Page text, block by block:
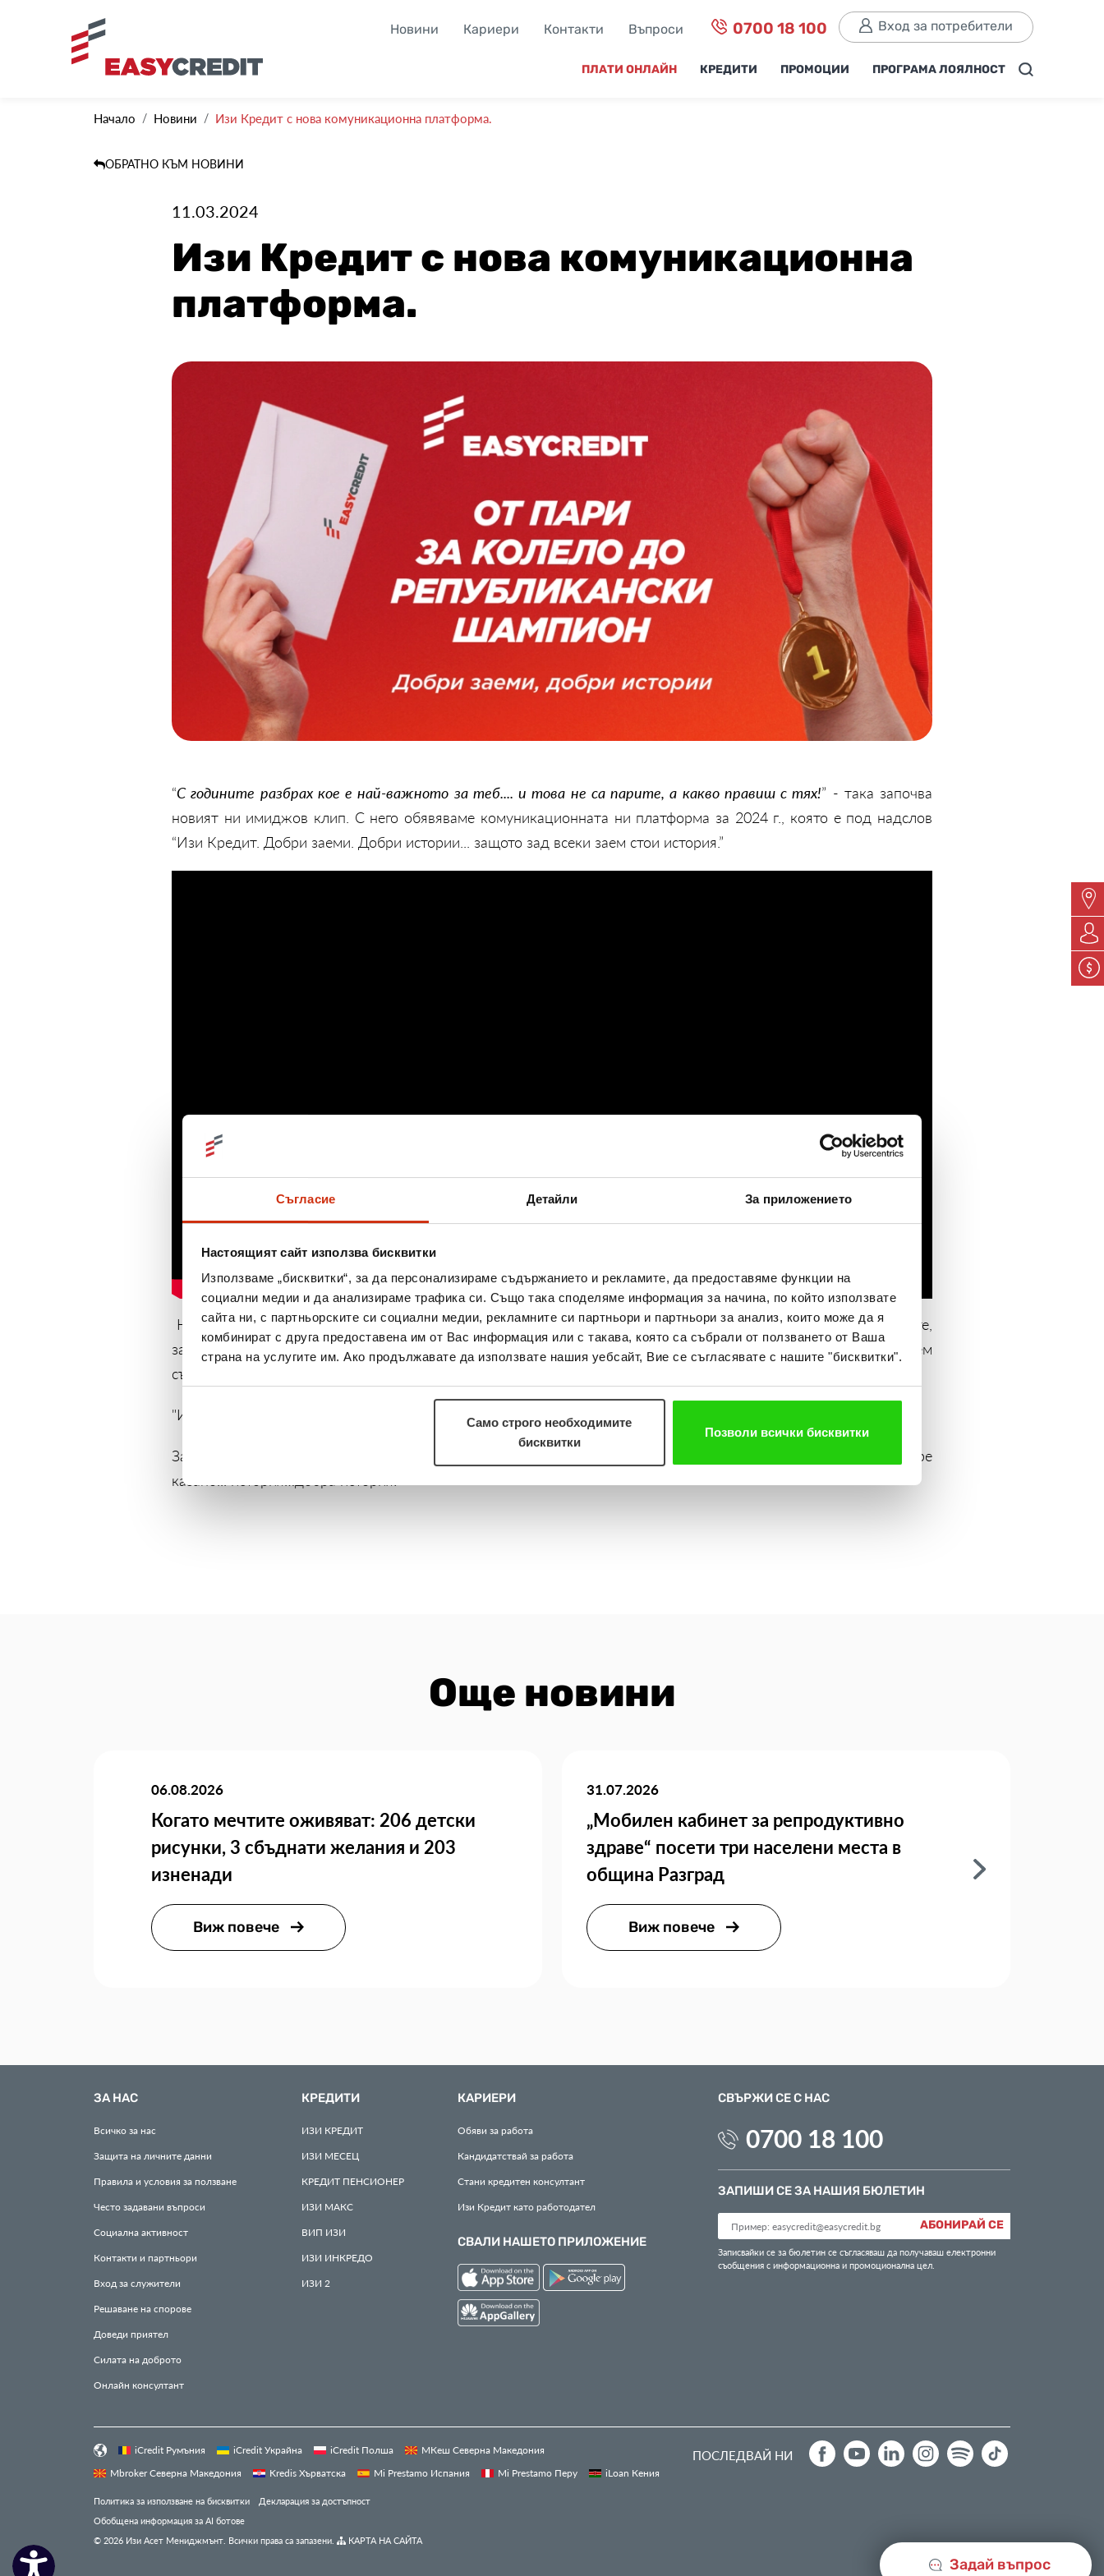
Съгласие Детайли За приложението
Настоящият сайт използва бисквитки
Използваме „бисквитки“, за да персонализираме съдържанието и рекламите, да предоставяме функции на
социални медии и да анализираме трафика си. Също така споделяме информация за начина, по който използвате
сайта ни, с партньорските си социални медии, рекламните си партньори и партньори за анализ, които може да я
комбинират с друга предоставена им от Вас информация или с такава, която са събрали от ползването от Ваша
страна на услугите им. Ако продължавате да използвате нашия уебсайт, Вие се съгласявате с нашите "бисквитки".
Само строго необходимите
бисквитки
Позволи всички бисквитки
Новини Кариери Контакти Въпроси 0700 18 100 Вход за потребители
ПЛАТИ ОНЛАЙН КРЕДИТИ ПРОМОЦИИ ПРОГРАМА ЛОЯЛНОСТ
Начало Новини Изи Кредит с нова комуникационна платформа.
ОБРАТНО КЪМ НОВИНИ
11.03.2024
Изи Кредит с нова комуникационна
платформа.
“С годините разбрах кое е най-важното за теб.... и това не са парите, а какво правиш с тях!” - така започва
новият ни имиджов клип. С него обявяваме комуникационната ни платформа за 2024 г., която е под надслов
“Изи Кредит. Добри заеми. Добри истории... защото зад всеки заем стои история.”
Нашата цел е да покажем, че всяка финансова подкрепа крие в себе си една по-голяма история - за мечтите,
за надеждата, за промяната. Разказваме няколко емоционални истории, чрез които искаме да докоснем
сърцата на хората.
"Изи Кредит. Силата на доброто!" - не е само слоган, това е нашата мисия и нашето обещание към света.
Защото в крайна сметка никога не става дума просто за пари. Винаги има основателна причина или по-добре
казано... история…добра история!
Още новини
06.08.2026
Когато мечтите оживяват: 206 детски
рисунки, 3 сбъднати желания и 203
изненади
Виж повече
31.07.2026
„Мобилен кабинет за репродуктивно
здраве“ посети три населени места в
община Разград
Виж повече
Задай въпрос
ЗА НАС
Всичко за нас
Защита на личните данни
Правила и условия за ползване
Често задавани въпроси
Социална активност
Контакти и партньори
Вход за служители
Решаване на спорове
Доведи приятел
Силата на доброто
Онлайн консултант
КРЕДИТИ
ИЗИ КРЕДИТ
ИЗИ МЕСЕЦ
КРЕДИТ ПЕНСИОНЕР
ИЗИ МАКС
ВИП ИЗИ
ИЗИ ИНКРЕДО
ИЗИ 2
КАРИЕРИ
Обяви за работа
Кандидатствай за работа
Стани кредитен консултант
Изи Кредит като работодател
СВАЛИ НАШЕТО ПРИЛОЖЕНИЕ
СВЪРЖИ СЕ С НАС
0700 18 100
ЗАПИШИ СЕ ЗА НАШИЯ БЮЛЕТИН
АБОНИРАЙ СЕ
Записвайки се за бюлетин се съгласяваш да получаваш електронни
съобщения с информационна и промоционална цел.
iCredit Румъния iCredit Украйна iCredit Полша
МКеш Северна Македония
Mbroker Северна Македония
Kredis Хърватска Mi Prestamo Испания Mi Prestamo Перу iLoan Кения
Политика за използване на бисквитки
Декларация за достъпност
Обобщена информация за AI ботове
© 2026 Изи Асет Мениджмънт. Всички права са запазени.
КАРТА НА САЙТА
ПОСЛЕДВАЙ НИ